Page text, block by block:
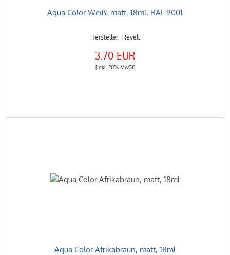
Aqua Color Weiß, matt, 18ml, RAL 9001
Revell
3.70 EUR
[inkl. 20% MwSt]
Aqua Color Afrikabraun, matt, 18ml